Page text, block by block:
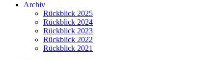
Archiv
Rückblick 2025
Rückblick 2024
Rückblick 2023
Rückblick 2022
Rückblick 2021